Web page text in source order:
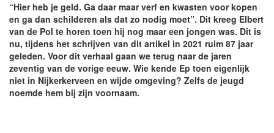
“Hier heb je geld. Ga daar maar verf en kwasten voor kopen
en ga dan schilderen als dat zo nodig moet”. Dit kreeg Elbert
van de Pol te horen toen hij nog maar een jongen was. Dit is
nu, tijdens het schrijven van dit artikel in 2021 ruim 87 jaar
geleden. Voor dit verhaal gaan we terug naar de jaren
zeventig van de vorige eeuw. Wie kende Ep toen eigenlijk
niet in Nijkerkerveen en wijde omgeving? Zelfs de jeugd
noemde hem bij zijn voornaam.